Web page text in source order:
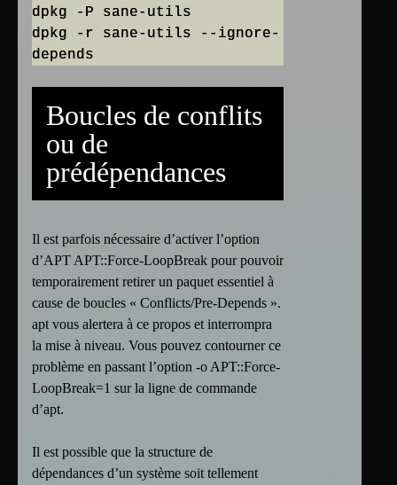
dpkg -P sane-utils
dpkg -r sane-utils --ignore-
Boucles de conflits
ou de
prédépendances
Il est parfois nécessaire d’activer l’option
d’APT APT::Force-LoopBreak pour pouvoir
temporairement retirer un paquet essentiel à
cause de boucles « Conflicts/Pre-Depends ».
apt vous alertera à ce propos et interrompra
la mise à niveau. Vous pouvez contourner ce
problème en passant l’option -o APT::Force-
LoopBreak=1 sur la ligne de commande
d’apt.
Il est possible que la structure de
dépendances d’un système soit tellement